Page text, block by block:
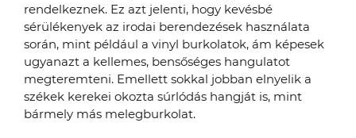
rendelkeznek. Ez azt jelenti, hogy kevésbé
sérülékenyek az irodai berendezések használata
során, mint például a vinyl burkolatok, ám képesek
ugyanazt a kellemes, bensőséges hangulatot
megteremteni. Emellett sokkal jobban elnyelik a
székek kerekei okozta súrlódás hangját is, mint
bármely más melegburkolat.